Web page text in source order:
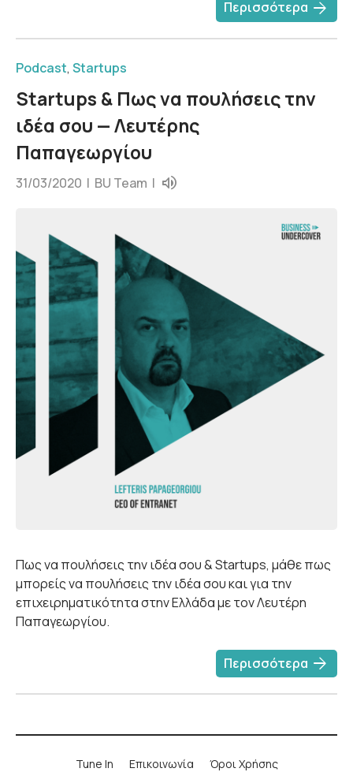
Περισσότερα arrow_forward
Podcast, Startups
Startups & Πως να πουλήσεις την
ιδέα σου — Λευτέρης
Παπαγεωργίου
31/03/2020 | BU Team |
Πως να πουλήσεις την ιδέα σου & Startups, μάθε πως
μπορείς να πουλήσεις την ιδέα σου και για την
επιχειρηματικότητα στην Ελλάδα με τον Λευτέρη
Παπαγεωργίου.
Περισσότερα arrow_forward
Tune In Επικοινωνία Όροι Χρήσης